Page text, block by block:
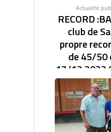
Actualité
RECORD
club de
propre
de 45/50
17/12 2023
de 46/
des
RECORD DU
46/47. BARBARA